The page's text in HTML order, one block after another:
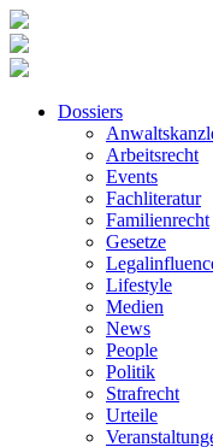
Dossiers
Arbeitsrecht
Events
Fachliteratur
Familienrecht
Gesetze
Lifestyle
Medien
News
People
Politik
Strafrecht
Urteile